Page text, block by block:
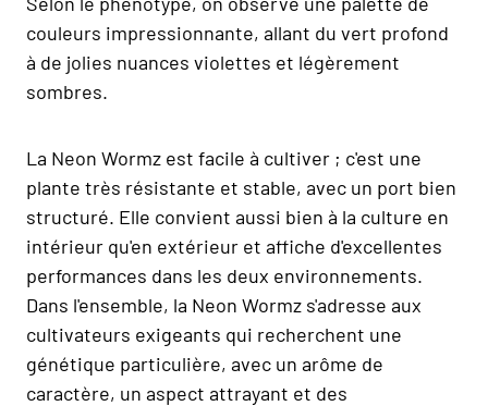
couleurs impressionnante, allant du vert profond
à de jolies nuances violettes et légèrement
sombres.
La Neon Wormz est facile à cultiver ; c'est une
plante très résistante et stable, avec un port bien
structuré. Elle convient aussi bien à la culture en
intérieur qu'en extérieur et affiche d'excellentes
performances dans les deux environnements.
Dans l'ensemble, la Neon Wormz s'adresse aux
cultivateurs exigeants qui recherchent une
génétique particulière, avec un arôme de
caractère, un aspect attrayant et des